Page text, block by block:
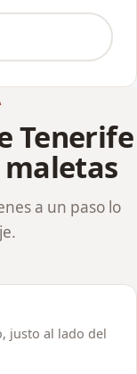
Tenerife
a un paso lo
justo al lado del